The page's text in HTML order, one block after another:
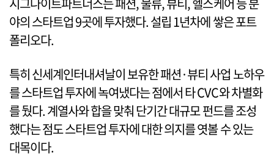
야의 스타트업 9곳에 투자했다. 설립 1년차에 쌓은 포트
폴리오다.
특히 신세계인터내셔날이 보유한 패션·뷰티 사업 노하우
를 스타트업 투자에 녹여냈다는 점에서 타 CVC와 차별화
를 뒀다. 계열사와 합을 맞춰 단기간 대규모 펀드를 조성
했다는 점도 스타트업 투자에 대한 의지를 엿볼 수 있는
대목이다.